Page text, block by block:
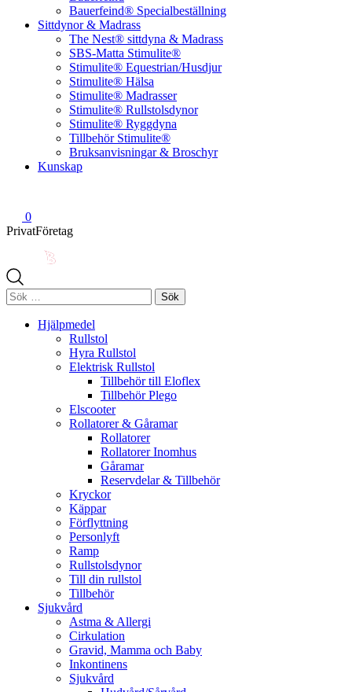
Bauerfeind® Specialbeställning
Sittdynor & Madrass
The Nest® sittdyna & Madrass
SBS-Matta Stimulite®
Stimulite® Equestrian/Husdjur
Stimulite® Hälsa
Stimulite® Madrasser
Stimulite® Rullstolsdynor
Stimulite® Ryggdyna
Tillbehör Stimulite®
Bruksanvisningar & Broschyr
Kunskap
0
PrivatFöretag
Sök
efter:
Hjälpmedel
Rullstol
Hyra Rullstol
Elektrisk Rullstol
Tillbehör till Eloflex
Tillbehör Plego
Elscooter
Rollatorer & Gåramar
Rollatorer
Rollatorer Inomhus
Gåramar
Reservdelar & Tillbehör
Kryckor
Käppar
Förflyttning
Personlyft
Ramp
Rullstolsdynor
Till din rullstol
Tillbehör
Sjukvård
Astma & Allergi
Cirkulation
Gravid, Mamma och Baby
Inkontinens
Sjukvård